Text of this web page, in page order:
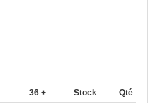
36 + Stock Qté